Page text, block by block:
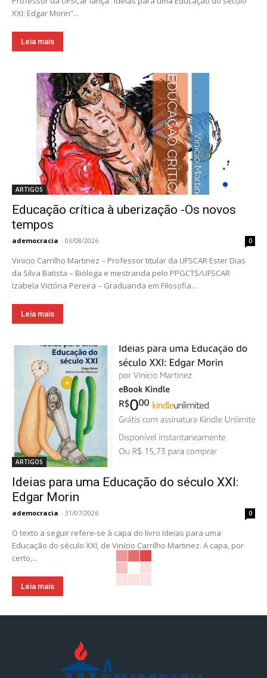
XXI: Edgar Morin”...
Leia mais
ARTIGOS
Educação crítica à uberização -Os novos
tempos
ademocracia - 03/08/2026 0
Vinicio Carrilho Martinez – Professor titular da UFSCAR Ester Dias
da Silva Batista – Bióloga e mestranda pelo PPGCTS/UFSCAR
Izabela Victória Pereira – Graduanda em Filosofia...
Leia mais
ARTIGOS
Ideias para uma Educação do século XXI:
Edgar Morin
ademocracia - 31/07/2026 0
O texto a seguir refere-se à capa do livro Ideias para uma
Educação do século XXI, de Vinício Carrilho Martinez. A capa, por
certo,...
Leia mais